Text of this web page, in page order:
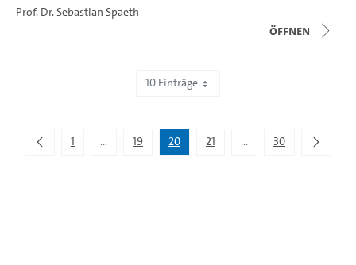
Prof. Dr. Sebastian Spaeth
Öffnen
10 Einträge
1 ...Zwischenseiten Navigieren mit TAB-Taste.
19 20 21 ...Zwischenseiten
30